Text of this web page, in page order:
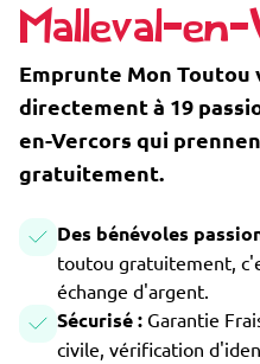
Malleval-
Emprunte Mon Toutou
directement à 19
en-Vercors qui
gratuitement.
Des bénévoles
toutou gratuitement,
échange d'argent.
Sécurisé : Garantie
civile, vérification